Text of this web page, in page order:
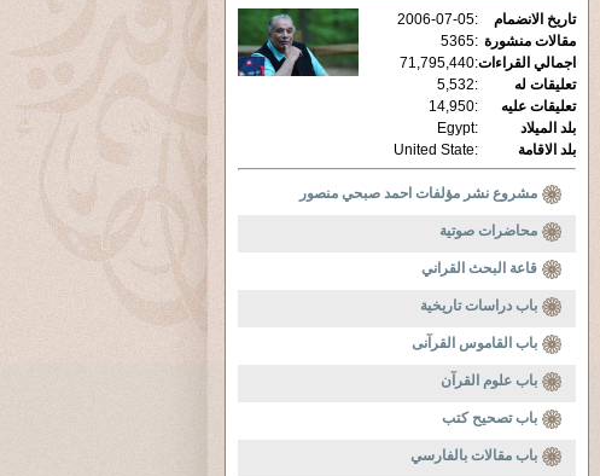
تاريخ الانضمام :
2006-07-05
مقالات منشورة :
5365
اجمالي القراءات:
71,795,440
تعليقات له
:
5,532
تعليقات عليه
:
14,950
بلد الميلاد
:
Egypt
بلد الاقامة
:
United State
مشروع نشر مؤلفات احمد صبحي منصور
محاضرات صوتية
قاعة البحث القراني
باب دراسات تاريخية
باب القاموس القرآنى
باب علوم القرآن
باب تصحيح كتب
باب مقالات بالفارسي